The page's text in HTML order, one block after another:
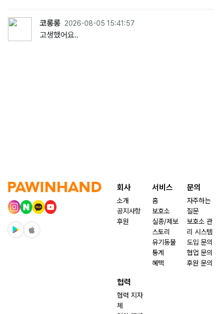
코롱롱 2026-08-05 15:41:57
고생했어요..
회사
소개
공지사항
후원
서비스
홈
보호소
실종/제보
스토리
유기동물
통계
혜택
문의
자주하는
질문
보호소 관
리 시스템
도입 문의
협업 문의
후원 문의
협력
협력 지자
체